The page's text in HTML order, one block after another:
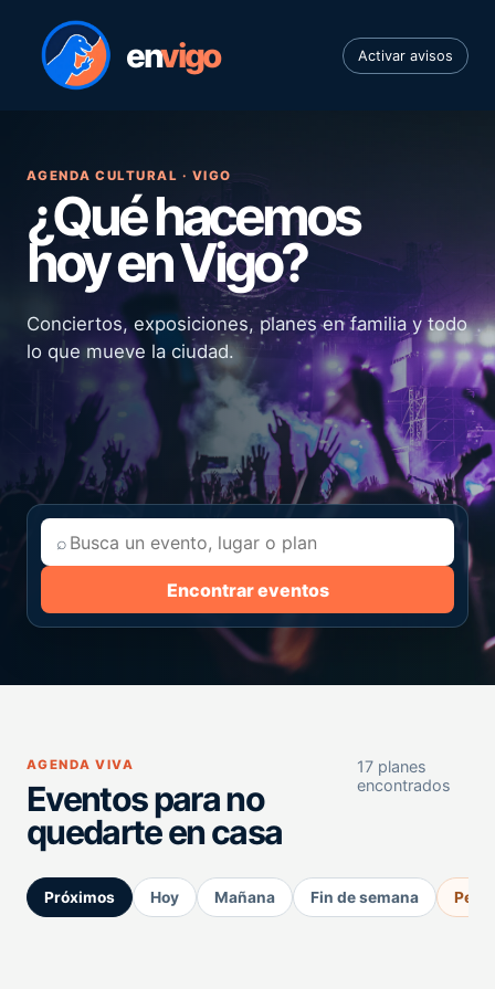
envigo Activar avisos
AGENDA CULTURAL · VIGO
¿Qué hacemos
hoy en Vigo?
Conciertos, exposiciones, planes en familia y todo
lo que mueve la ciudad.
⌕
Encontrar eventos
AGENDA VIVA
Eventos para no
quedarte en casa
17 planes
encontrados
Próximos Hoy Mañana Fin de semana